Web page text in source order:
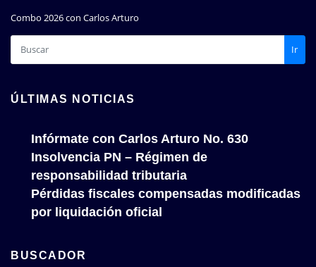
Combo 2026 con Carlos Arturo
Ir
ÚLTIMAS NOTICIAS
Infórmate con Carlos Arturo No. 630
Insolvencia PN – Régimen de
responsabilidad tributaria
Pérdidas fiscales compensadas modificadas
por liquidación oficial
BUSCADOR